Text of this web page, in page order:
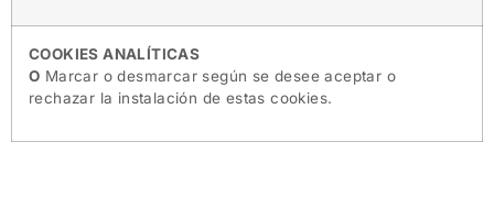
COOKIES ANALÍTICAS
O Marcar o desmarcar según se desee aceptar o
rechazar la instalación de estas cookies.